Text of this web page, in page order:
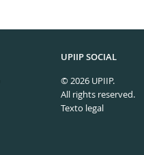
UPIIP SOCIAL
© 2026 UPIIP.
All rights reserved.
Texto legal